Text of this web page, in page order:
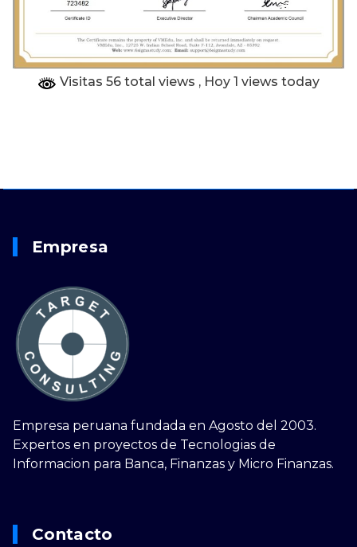
Visitas 56 total views , Hoy 1 views today
Empresa
Empresa peruana fundada en Agosto del 2003.
Expertos en proyectos de Tecnologias de
Informacion para Banca, Finanzas y Micro Finanzas.
Contacto